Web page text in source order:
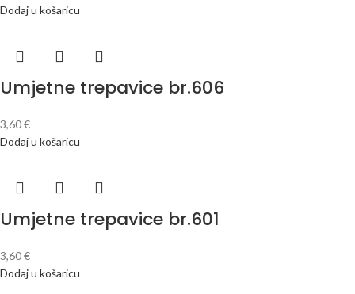
Dodaj u košaricu
Umjetne trepavice br.606
3,60€
Dodaj u košaricu
Umjetne trepavice br.601
3,60€
Dodaj u košaricu